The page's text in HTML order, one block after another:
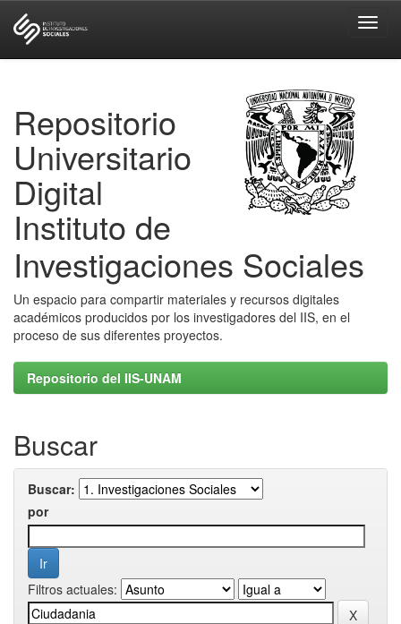
Repositorio
Universitario
Digital
Instituto de
Investigaciones Sociales
Un espacio para compartir materiales y recursos digitales
académicos producidos por los investigadores del IIS, en el
proceso de sus diferentes proyectos.
Repositorio del IIS-UNAM
Buscar
Buscar:
por
Filtros actuales: